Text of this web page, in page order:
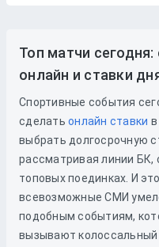
Топ матчи
онлайн и ставки
Спортивные события
сделать онлайн ставки
выбрать долгосрочную
рассматривая линии БК,
топовых поединках. И
всевозможные СМИ
подобным событиям,
вызывают